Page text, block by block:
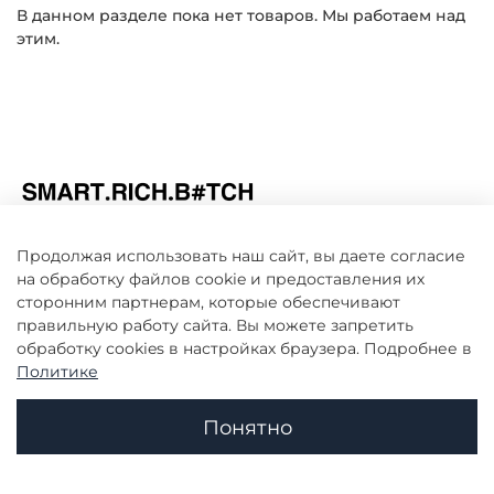
В данном разделе пока нет товаров. Мы работаем над
этим.
Информация
Клиенту
Продолжая использовать наш сайт, вы даете согласие
на обработку файлов cookie и предоставления их
сторонним партнерам, которые обеспечивают
правильную работу сайта. Вы можете запретить
обработку сookies в настройках браузера. Подробнее в
Политике
Понятно